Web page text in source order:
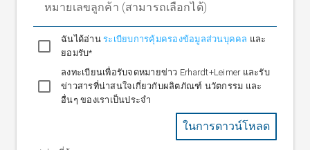
หมายเลขลูกค้า (สามารถเลือกได้)
ฉันได้อ่าน ระเบียบการคุ้มครองข้อมูลส่วนบุคคล และ
ยอมรับ*
ลงทะเบียนเพื่อรับจดหมายข่าว Erhardt+Leimer และรับ
ข่าวสารที่น่าสนใจเกี่ยวกับผลิตภัณฑ์ นวัตกรรม และ
อื่นๆ ของเราเป็นประจำ
ในการดาวน์โหลด